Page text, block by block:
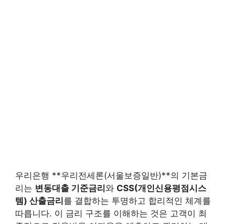
우리은행 **우리전세론(서울보증일반)**의 기본금
리는 변동대출 기준금리와 CSS(개인신용평점시스
템) 산출금리를 결합하는 투명하고 합리적인 체계를
따릅니다. 이 금리 구조를 이해하는 것은 고객이 최